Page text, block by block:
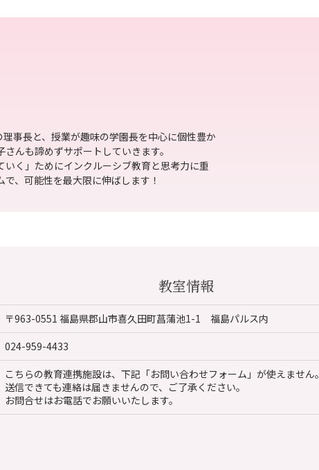
事長と、授業が趣味の学園長を中心に個性豊か
んも諦めずサポートしていきます。
いく」ためにインクルーシブ教育と思考力に重
、可能性を最大限に伸ばします！
教室情報
〒963-0551 福島県郡山市喜久田町菖蒲池1-1 福島パルス内
024-959-4433
こちらの教育連携施設は、下記「お問い合わせフォーム」が使えません。
送信できても連絡は届きませんので、ご了承ください。
お問合せはお電話でお願いいたします。